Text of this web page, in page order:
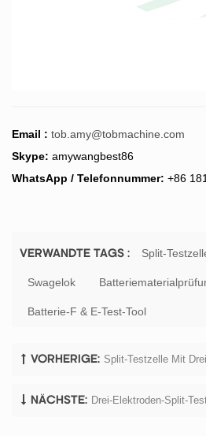
Email : tob.amy@tobmachine.com
Skype: amywangbest86
WhatsApp / Telefonnummer: +86
VERWANDTE TAGS : Split-
Swagelok
Batterie-F & E-Test-Tool
VORHERIGE: Split-Testzelle Mit
NÄCHSTE: Drei-Elektroden-Split-